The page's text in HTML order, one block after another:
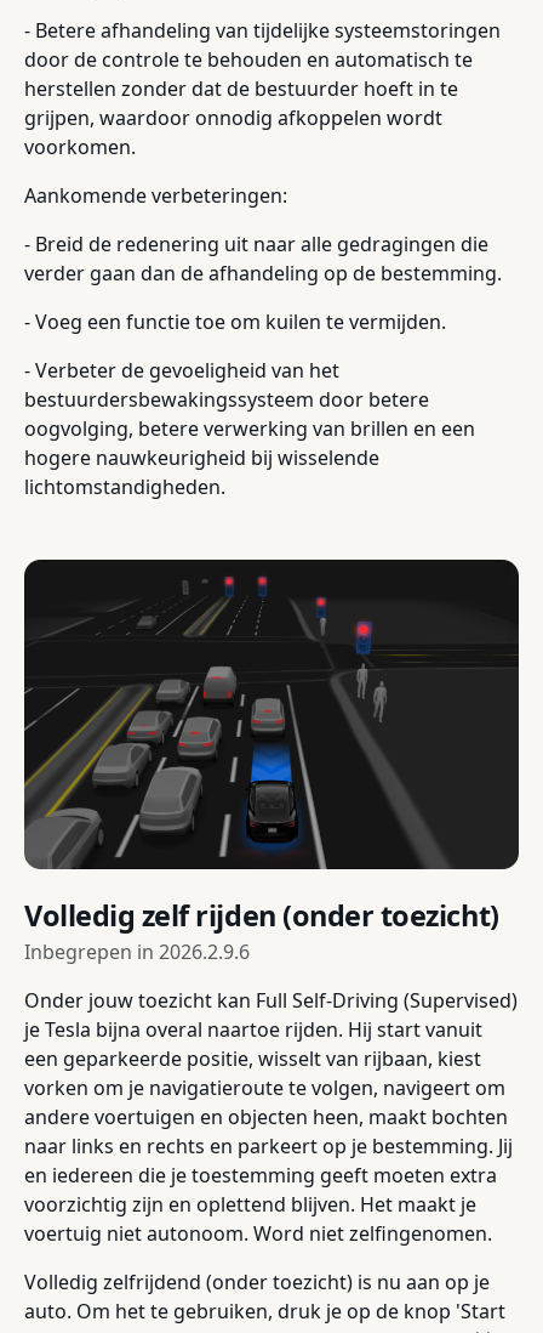
- Betere afhandeling van tijdelijke systeemstoringen
door de controle te behouden en automatisch te
herstellen zonder dat de bestuurder hoeft in te
grijpen, waardoor onnodig afkoppelen wordt
voorkomen.
Aankomende verbeteringen:
- Breid de redenering uit naar alle gedragingen die
verder gaan dan de afhandeling op de bestemming.
- Voeg een functie toe om kuilen te vermijden.
- Verbeter de gevoeligheid van het
bestuurdersbewakingssysteem door betere
oogvolging, betere verwerking van brillen en een
hogere nauwkeurigheid bij wisselende
lichtomstandigheden.
Volledig zelf rijden (onder toezicht)
Inbegrepen in 2026.2.9.6
Onder jouw toezicht kan Full Self-Driving (Supervised)
je Tesla bijna overal naartoe rijden. Hij start vanuit
een geparkeerde positie, wisselt van rijbaan, kiest
vorken om je navigatieroute te volgen, navigeert om
andere voertuigen en objecten heen, maakt bochten
naar links en rechts en parkeert op je bestemming. Jij
en iedereen die je toestemming geeft moeten extra
voorzichtig zijn en oplettend blijven. Het maakt je
voertuig niet autonoom. Word niet zelfingenomen.
Volledig zelfrijdend (onder toezicht) is nu aan op je
auto. Om het te gebruiken, druk je op de knop 'Start